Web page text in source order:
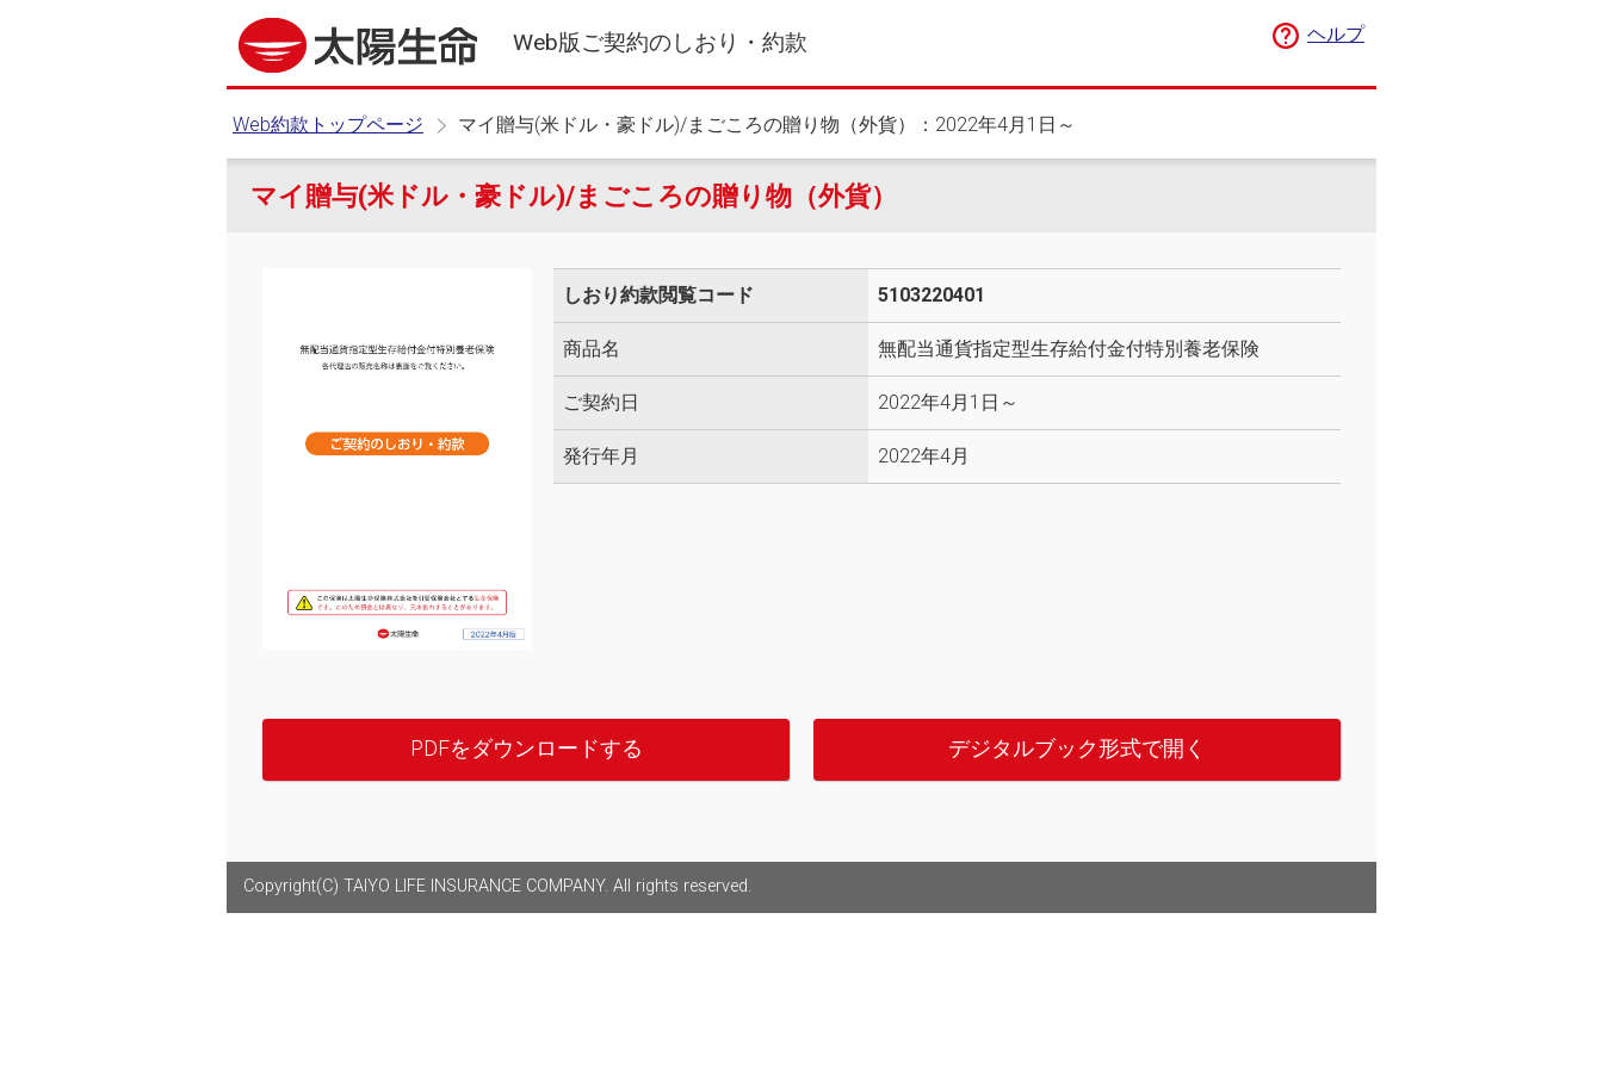
Web版ご契約のしおり・約款 ヘルプ
Web約款トップページ マイ贈与(米ドル・豪ドル)/まごころの贈り物（外貨）：2022年4月1日～
マイ贈与(米ドル・豪ドル)/まごころの贈り物（外貨）
しおり約款閲覧コード 5103220401
商品名 無配当通貨指定型生存給付金付特別養老保険
ご契約日 2022年4月1日～
発行年月 2022年4月
PDFをダウンロードする デジタルブック形式で開く
Copyright(C) TAIYO LIFE INSURANCE COMPANY. All rights reserved.